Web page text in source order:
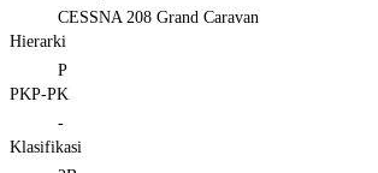
CESSNA 208 Grand Caravan
Hierarki
P
PKP-PK
-
Klasifikasi